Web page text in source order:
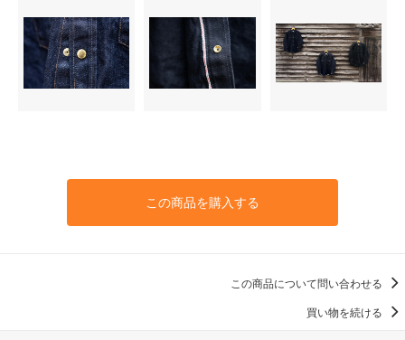
この商品を購入する
この商品について問い合わせる
買い物を続ける